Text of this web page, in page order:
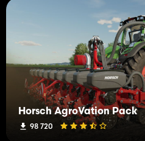
Horsch AgroVation Pack
98 720